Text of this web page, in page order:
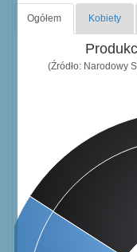
Ogółem Kobiety
(Źródło: Narodowy